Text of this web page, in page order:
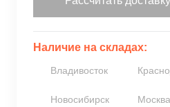
Наличие на складах:
Владивосток
Новосибирск Москва